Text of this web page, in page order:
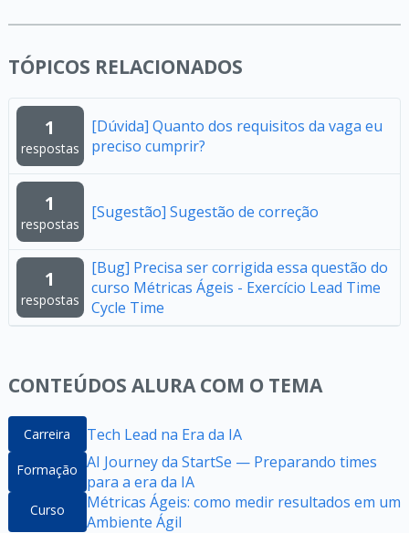
TÓPICOS RELACIONADOS
1
respostas
[Dúvida] Quanto dos requisitos da vaga eu
preciso cumprir?
1
respostas
[Sugestão] Sugestão de correção
1
respostas
[Bug] Precisa ser corrigida essa questão do
curso Métricas Ágeis - Exercício Lead Time
Cycle Time
CONTEÚDOS ALURA COM O TEMA
Carreira Tech Lead na Era da IA
Formação AI Journey da StartSe — Preparando times
para a era da IA
Curso
Métricas Ágeis: como medir resultados em um
Ambiente Ágil